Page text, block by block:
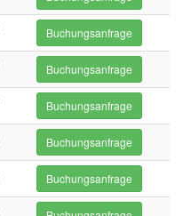
Buchungsanfrage
Buchungsanfrage
Buchungsanfrage
Buchungsanfrage
Buchungsanfrage